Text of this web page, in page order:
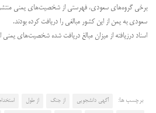
برخی گروه‌های سعودی، فهرستی از شخصیت‌های یمنی
سعودی به یمن از این کشور مبالغی را دریافت کرده بودند.
اسناد درزیافته از میزان مبالغ دریافت شده شخصیت‌های
برچسب ها: آگهی دانشجویی از جنگ از طول